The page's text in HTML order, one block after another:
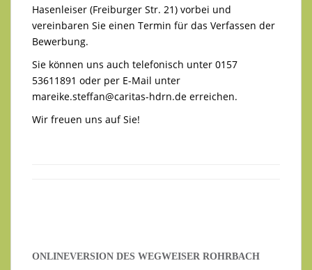
Hasenleiser (Freiburger Str. 21) vorbei und
vereinbaren Sie einen Termin für das Verfassen der
Bewerbung.
Sie können uns auch telefonisch unter 0157
53611891 oder per E-Mail unter
mareike.steffan@caritas-hdrn.de erreichen.
Wir freuen uns auf Sie!
ONLINEVERSION DES WEGWEISER ROHRBACH